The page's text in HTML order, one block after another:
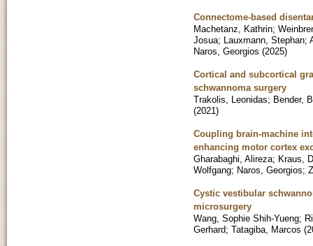
Connectome-based
Machetanz, Kathrin;
Josua; Lauxmann, Stephan;
Naros, Georgios (2025)
Cortical and subcortical
schwannoma surgery
Trakolis, Leonidas; Bender,
(2021)
Coupling brain-machine
enhancing motor cortex
Gharabaghi, Alireza; Kraus,
Wolfgang; Naros, Georgios;
Cystic vestibular
microsurgery
Wang, Sophie Shih-Yueng;
Gerhard; Tatagiba, Marcos (